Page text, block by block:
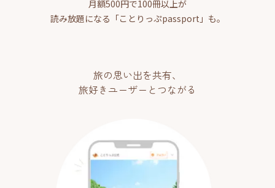
月額500円で100冊以上が
読み放題になる「ことりっぷpassport」も。
旅の思い出を共有、
旅好きユーザーとつながる